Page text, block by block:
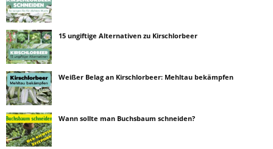
15 ungiftige Alternativen zu Kirschlorbeer
Weißer Belag an Kirschlorbeer: Mehltau bekämpfen
Wann sollte man Buchsbaum schneiden?